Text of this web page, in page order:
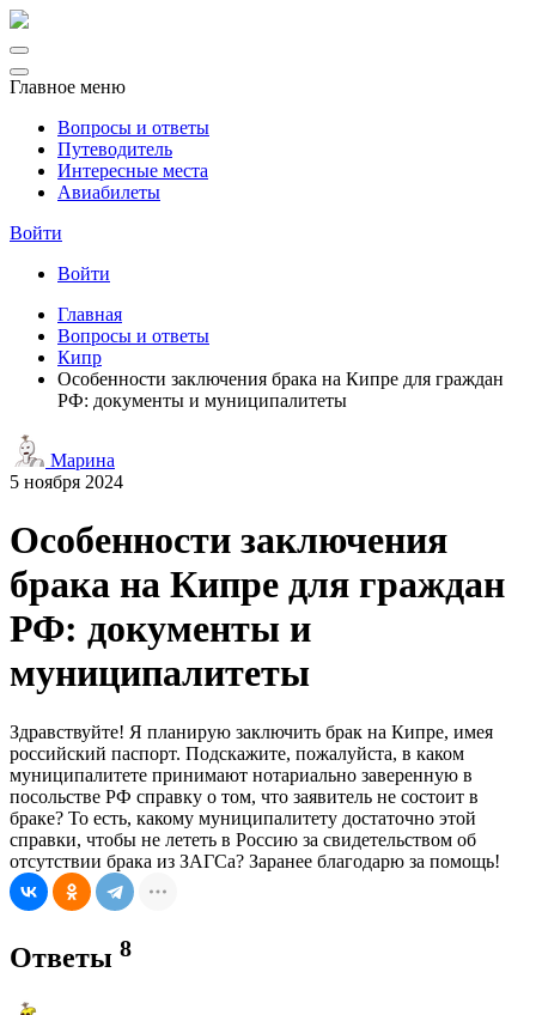
Главное меню
Вопросы и ответы
Путеводитель
Интересные места
Авиабилеты
Войти
Войти
Главная
Вопросы и ответы
Кипр
Особенности заключения брака на Кипре для граждан
РФ: документы и муниципалитеты
Марина
5 ноября 2024
Особенности заключения
брака на Кипре для граждан
РФ: документы и
муниципалитеты
Здравствуйте! Я планирую заключить брак на Кипре, имея
российский паспорт. Подскажите, пожалуйста, в каком
муниципалитете принимают нотариально заверенную в
посольстве РФ справку о том, что заявитель не состоит в
браке? То есть, какому муниципалитету достаточно этой
справки, чтобы не лететь в Россию за свидетельством об
отсутствии брака из ЗАГСа? Заранее благодарю за помощь!
Ответы 8